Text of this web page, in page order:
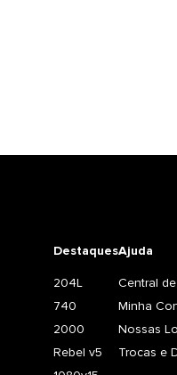
Destaques
204L
740
2000
Rebel v5
Ajuda
Central
Minha
Nossas
Trocas e